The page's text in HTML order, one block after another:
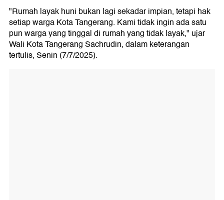
"Rumah layak huni bukan lagi sekadar impian, tetapi hak
setiap warga Kota Tangerang. Kami tidak ingin ada satu
pun warga yang tinggal di rumah yang tidak layak," ujar
Wali Kota Tangerang Sachrudin, dalam keterangan
tertulis, Senin (7/7/2025).